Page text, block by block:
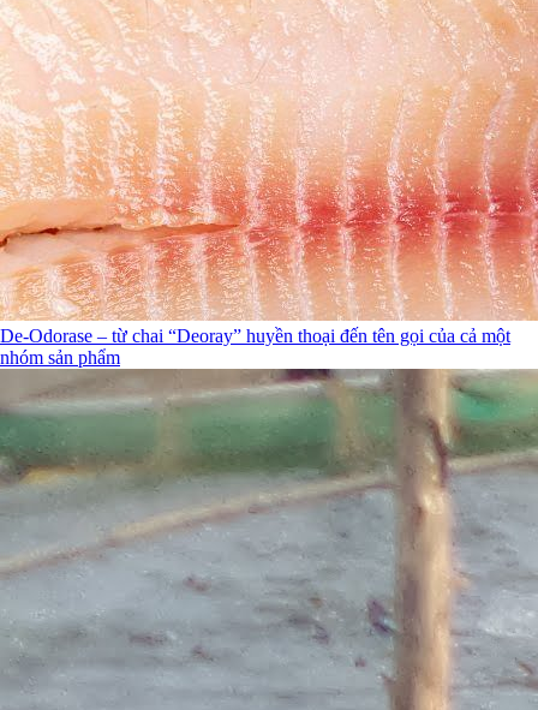
De-Odorase – từ chai “Deoray” huyền thoại đến tên gọi của cả một
nhóm sản phẩm